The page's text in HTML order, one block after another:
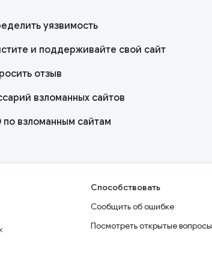
уязвимость
и поддерживайте свой сайт
отзыв
взломанных сайтов
по взломанным сайтам
Способствовать
Сообщить об ошибке
Посмотреть открытые вопросы